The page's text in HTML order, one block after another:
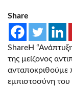
Share
ShareΗ
της μείζονος
ανταποκριθούμε
εμπιστοσύνη του